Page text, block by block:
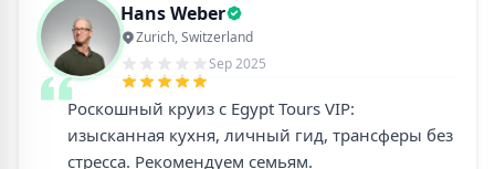
Hans Weber
Zurich, Switzerland
Sep 2025
Роскошный круиз с Egypt Tours VIP:
изысканная кухня, личный гид, трансферы без
стресса. Рекомендуем семьям.